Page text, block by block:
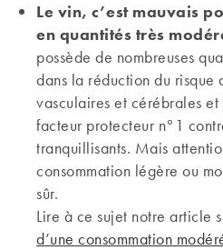
Le vin, c’est mauvais
en quantités très
possède de nombreuses
dans la réduction du risque
vasculaires et cérébrales
facteur protecteur n°1
tranquillisants. Mais
consommation légère ou
sûr.
Lire à ce sujet notre article
d’une consommation